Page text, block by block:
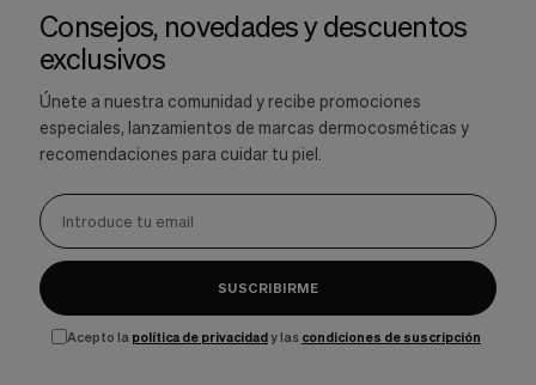
Consejos, novedades y descuentos
exclusivos
Únete a nuestra comunidad y recibe promociones
especiales, lanzamientos de marcas dermocosméticas y
recomendaciones para cuidar tu piel.
SUSCRIBIRME
Acepto la política de privacidady las condiciones de suscripción